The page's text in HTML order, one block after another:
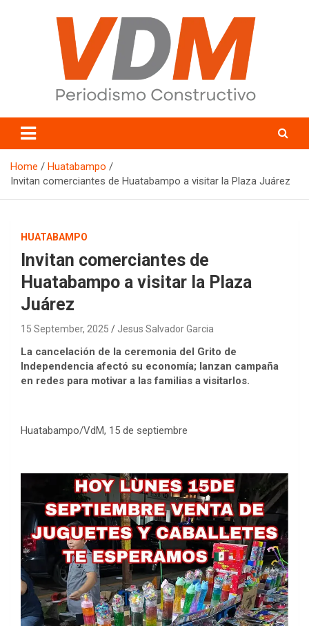
valledelmayo.com
Home
Huatabampo
Invitan comerciantes de Huatabampo a visitar la Plaza Juárez
HUATABAMPO
Invitan comerciantes de
Huatabampo a visitar la Plaza
Juárez
15 September, 2025 Jesus Salvador Garcia
La cancelación de la ceremonia del Grito de
Independencia afectó su economía; lanzan campaña
en redes para motivar a las familias a visitarlos.
Huatabampo/VdM, 15 de septiembre